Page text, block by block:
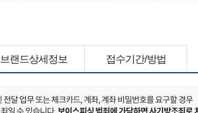
브랜드상세정보 접수기간/방법